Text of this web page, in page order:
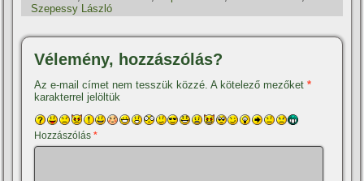
Szepessy László
Vélemény, hozzászólás?
Az e-mail címet nem tesszük közzé. A kötelező mezőket*
karakterrel jelöltük
Hozzászólás*